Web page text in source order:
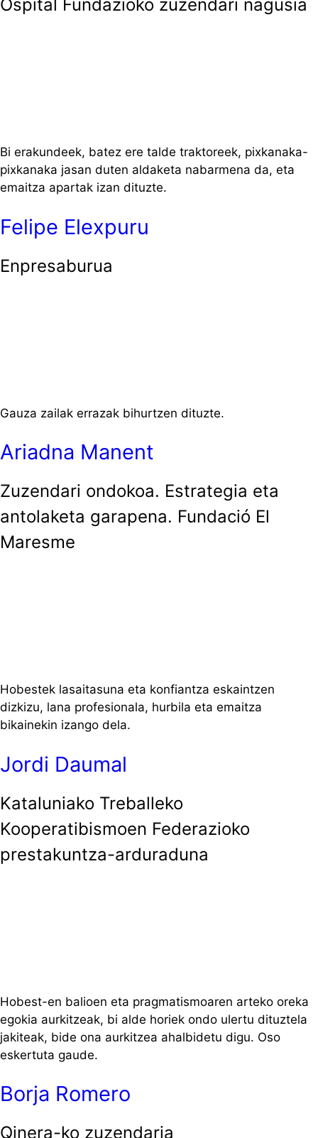
Ospital Fundazioko zuzendari nagusia
Bi erakundeek, batez ere talde traktoreek, pixkanaka-
pixkanaka jasan duten aldaketa nabarmena da, eta
emaitza apartak izan dituzte.
Felipe Elexpuru
Enpresaburua
Gauza zailak errazak bihurtzen dituzte.
Ariadna Manent
Zuzendari ondokoa. Estrategia eta
antolaketa garapena. Fundació El
Maresme
Hobestek lasaitasuna eta konfiantza eskaintzen
dizkizu, lana profesionala, hurbila eta emaitza
bikainekin izango dela.
Jordi Daumal
Kataluniako Treballeko
Kooperatibismoen Federazioko
prestakuntza-arduraduna
Hobest-en balioen eta pragmatismoaren arteko oreka
egokia aurkitzeak, bi alde horiek ondo ulertu dituztela
jakiteak, bide ona aurkitzea ahalbidetu digu. Oso
eskertuta gaude.
Borja Romero
Qinera-ko zuzendaria